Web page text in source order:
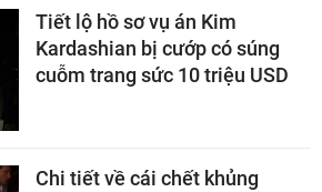
Tiết lộ hồ sơ vụ án Kim
Kardashian bị cướp có súng
cuỗm trang sức 10 triệu USD
Chi tiết về cái chết khủng